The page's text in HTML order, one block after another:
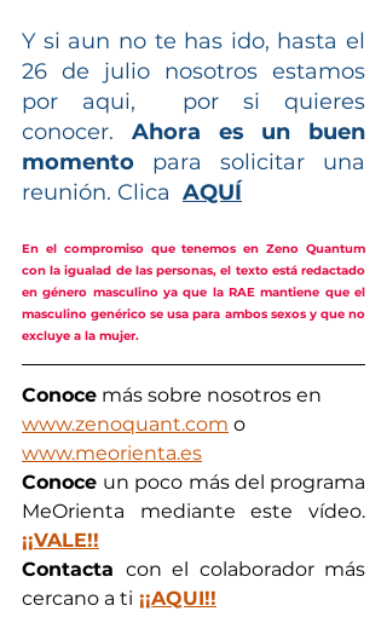
Y si aun no te has ido, hasta el
26 de julio nosotros estamos
por aqui,  por si quieres
conocer. Ahora es un buen
momento para solicitar una
reunión. Clica AQUÍ
En el compromiso que tenemos en Zeno Quantum
con la igualad de las personas, el texto está redactado
en género masculino ya que la RAE mantiene que el
masculino genérico se usa para ambos sexos y que no
excluye a la mujer.
Conoce más sobre nosotros en
www.zenoquant.com o
www.meorienta.es
Conoce un poco más del programa
¡¡VALE!!
Contacta con el colaborador más
cercano a ti ¡¡AQUI!!